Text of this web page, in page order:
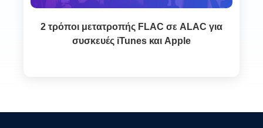
2 τρόποι μετατροπής FLAC σε ALAC για
συσκευές iTunes και Apple